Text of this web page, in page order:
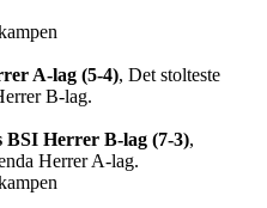
A-lag (5-4), Det stolteste
B-lag.
Herrer B-lag (7-3),
Herrer A-lag.